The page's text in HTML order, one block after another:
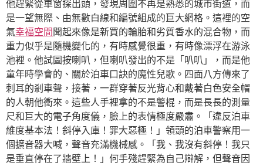
他趕緊從車窗探出頭，發現周圍不再是熟悉的城市街道，而
是一望無際、由無數白線和編號組成的巨大網格。這裡的空
氣幸福空間 聞起來像是新買的輪胎和劣質香水的混合物，而
重力似乎是隨機變化的，有時感覺很重，有時像漂浮在游泳
池裡。他試圖按喇叭，但喇叭發出的不是「叭叭」，而是他
童年時學會的、關於泊車口訣的魔性兒歌。四面八方傳來了
刺耳的剎車聲，接著，一群穿著反光背心和戴著白色安全帽
的人朝他衝來。這些人手裡拿的不是警棍，而是長長的測量
尺和巨大的電子角度儀，臉上的表情極度嚴肅。「違反泊車
維度基本法！斜停入庫！罪大惡極！」領頭的泊車警察用一
個擴音器大喊，聲音充滿機械感。「我、我沒有斜停！我只
是垂直停在了牆壁上！」何手殘趕緊為自己辯解，但聲音因